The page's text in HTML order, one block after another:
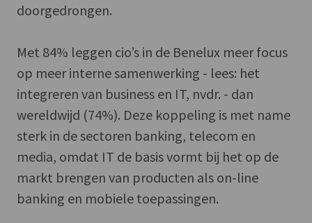
doorgedrongen.
Met 84% leggen cio’s in de Benelux meer focus
op meer interne samenwerking - lees: het
integreren van business en IT, nvdr. - dan
wereldwijd (74%). Deze koppeling is met name
sterk in de sectoren banking, telecom en
media, omdat IT de basis vormt bij het op de
markt brengen van producten als on-line
banking en mobiele toepassingen.